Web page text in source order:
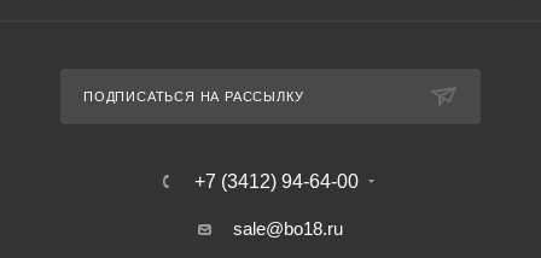
ПОДПИСАТЬСЯ НА РАССЫЛКУ
+7 (3412) 94-64-00
sale@bo18.ru